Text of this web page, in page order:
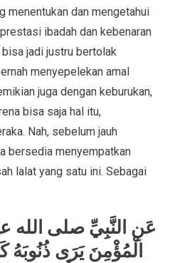
menentukan dan mengetahui
ibadah dan kebenaran
jadi justru bertolak
menyepelekan amal
juga dengan keburukan,
bisa saja hal itu,
Nah, sebelum jauh
bersedia menyempatkan
lalat yang satu ini. Sebagai
عَنِ النَّبِيِّ صلى الله
الْمُؤْمِنَ يَرَى